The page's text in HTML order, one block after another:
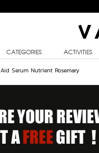
CATEGORIES ACTIVITIES
Serum Nutrient Rosemary